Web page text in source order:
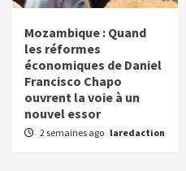
Mozambique : Quand
les réformes
économiques de Daniel
Francisco Chapo
ouvrent la voie à un
nouvel essor
2 semaines ago laredaction